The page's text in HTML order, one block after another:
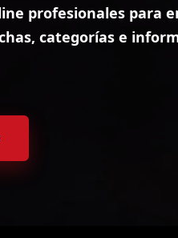
profesionales para
categorías e